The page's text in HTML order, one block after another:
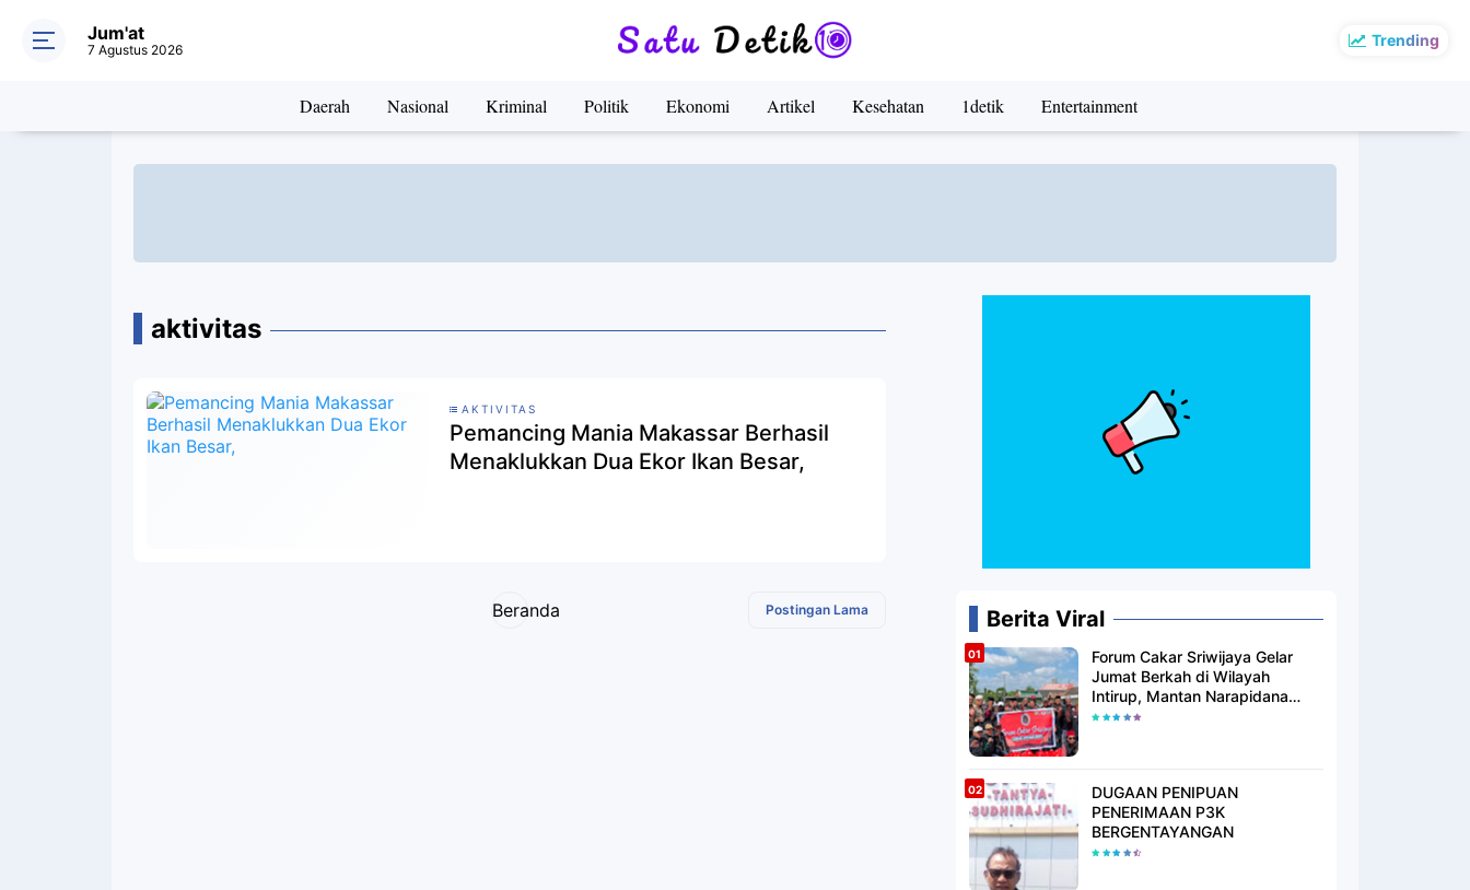
Trending
Jum'at
7 Agustus 2026
Daerah Nasional Kriminal Politik Ekonomi Artikel Kesehatan 1detik Entertainment
aktivitas
AKTIVITAS
Pemancing Mania Makassar Berhasil
Menaklukkan Dua Ekor Ikan Besar,
Postingan Lama
Beranda Berita Viral
Forum Cakar Sriwijaya Gelar
Jumat Berkah di Wilayah
Intirup, Mantan Narapidana
yang Telah Berhijrah Turut
DUGAAN PENIPUAN
PENERIMAAN P3K
BERGENTAYANGAN